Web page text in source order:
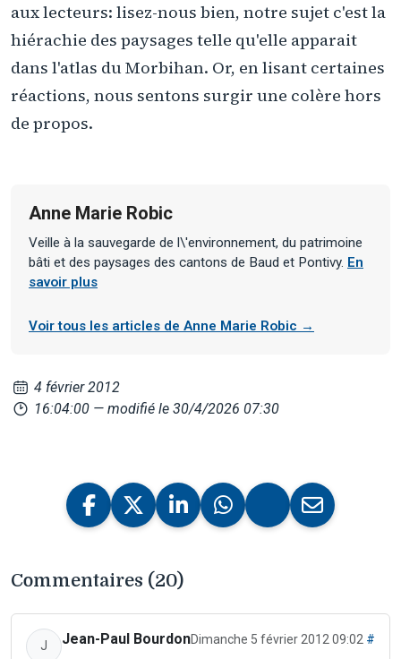
aux lecteurs: lisez-nous bien, notre sujet c'est la
hiérachie des paysages telle qu'elle apparait
dans l'atlas du Morbihan. Or, en lisant certaines
réactions, nous sentons surgir une colère hors
de propos.
Anne Marie Robic
Veille à la sauvegarde de l\'environnement, du patrimoine
bâti et des paysages des cantons de Baud et Pontivy. En
savoir plus
Voir tous les articles de Anne Marie Robic →
4 février 2012
16:04:00 — modifié le 30/4/2026 07:30
Commentaires (20)
J Jean-Paul BourdonDimanche 5 février 2012 09:02 #